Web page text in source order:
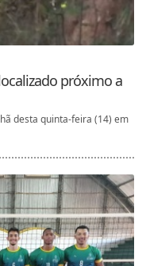
próximo a
desta quinta-feira (14) em